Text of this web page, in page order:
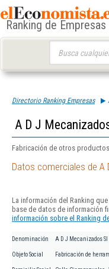
Ranking de Empresas
Directorio Ranking Empresas
A D J
Fabricación de otros
Datos comerciales de A
La información del Ranking
base de datos de información
información sobre el Ranking
Denominación A D J Mecanizados Sl
Objeto Social Fabricación de